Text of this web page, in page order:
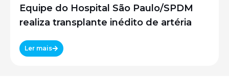
Equipe do Hospital São Paulo/SPDM
realiza transplante inédito de artéria
Ler mais